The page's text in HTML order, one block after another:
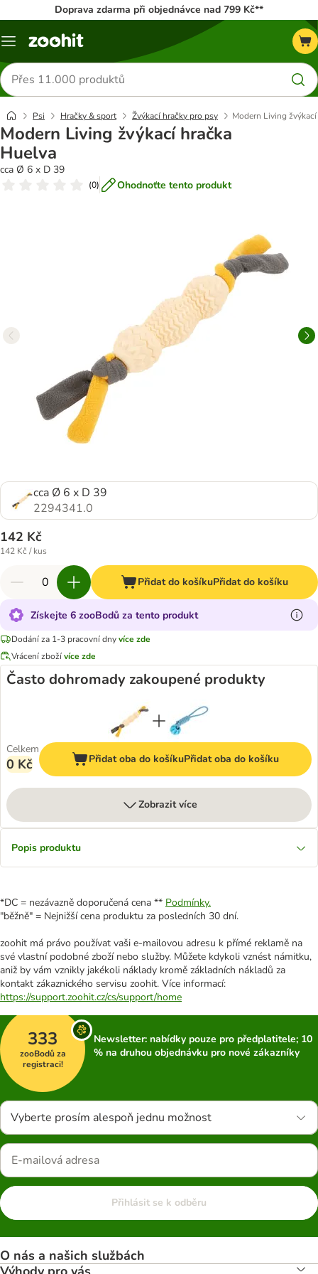
Doprava zdarma při objednávce nad 799 Kč**
Menu
Hledat
produkty
Psi Hračky & sport Žvýkací hračky pro psy Modern Living
Modern Living žvýkací hračka
Huelva
cca Ø 6 x D 39
(0) Ohodnoťte tento produkt
cca Ø 6 x D 39
2294341.0
142 Kč
142 Kč / kus
Přidat do košíkuPřidat do košíku
Získejte 6 zooBodů za tento produkt
Dodání za 1-3 pracovní dnyvíce zde
Vrácení zbožívíce zde
Často dohromady zakoupené produkty
Celkem
0 Kč Přidat oba do košíkuPřidat oba do košíku
Zobrazit více
Popis produktu
*DC = nezávazně doporučená cena ** Podmínky.
"běžně" = Nejnižší cena produktu za posledních 30 dní.
zoohit má právo používat vaši e-mailovou adresu k přímé reklamě na
své vlastní podobné zboží nebo služby. Můžete kdykoli vznést námitku,
aniž by vám vznikly jakékoli náklady kromě základních nákladů za
kontakt zákaznického servisu zoohit. Více informací:
https://support.zoohit.cz/cs/support/home
333
zooBodů za
registraci!
Newsletter: nabídky pouze pro předplatitele; 10
% na druhou objednávku pro nové zákazníky
Vyberte prosím alespoň jednu možnost
Přihlásit se k odběru
O nás a našich službách